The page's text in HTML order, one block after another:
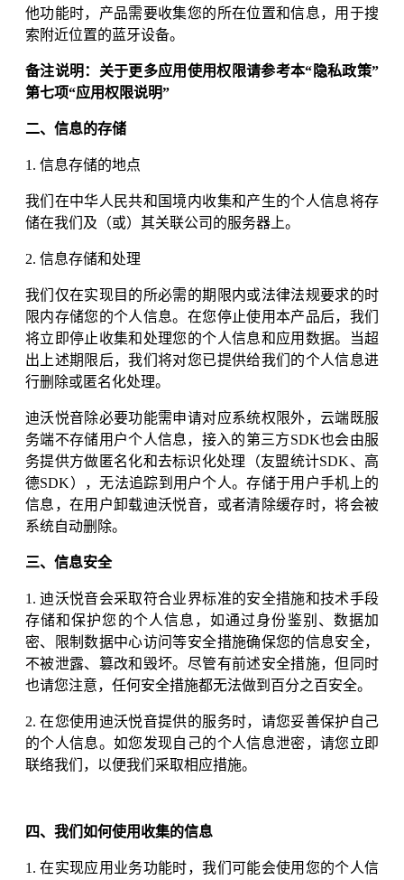
他功能时，产品需要收集您的所在位置和信息，用于搜
索附近位置的蓝牙设备。
备注说明：关于更多应用使用权限请参考本“隐私政策”
第七项“应用权限说明”
二、信息的存储
1. 信息存储的地点
我们在中华人民共和国境内收集和产生的个人信息将存
储在我们及（或）其关联公司的服务器上。
2. 信息存储和处理
我们仅在实现目的所必需的期限内或法律法规要求的时
限内存储您的个人信息。在您停止使用本产品后，我们
将立即停止收集和处理您的个人信息和应用数据。当超
出上述期限后，我们将对您已提供给我们的个人信息进
行删除或匿名化处理。
迪沃悦音除必要功能需申请对应系统权限外，云端既服
务端不存储用户个人信息，接入的第三方SDK也会由服
务提供方做匿名化和去标识化处理（友盟统计SDK、高
德SDK），无法追踪到用户个人。存储于用户手机上的
信息，在用户卸载迪沃悦音，或者清除缓存时，将会被
系统自动删除。
三、信息安全
1. 迪沃悦音会采取符合业界标准的安全措施和技术手段
存储和保护您的个人信息，如通过身份鉴别、数据加
密、限制数据中心访问等安全措施确保您的信息安全，
不被泄露、篡改和毁坏。尽管有前述安全措施，但同时
也请您注意，任何安全措施都无法做到百分之百安全。
2. 在您使用迪沃悦音提供的服务时，请您妥善保护自己
的个人信息。如您发现自己的个人信息泄密，请您立即
联络我们，以便我们采取相应措施。
四、我们如何使用收集的信息
1. 在实现应用业务功能时，我们可能会使用您的个人信